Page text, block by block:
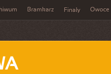
Bramkarz Finały Owoce